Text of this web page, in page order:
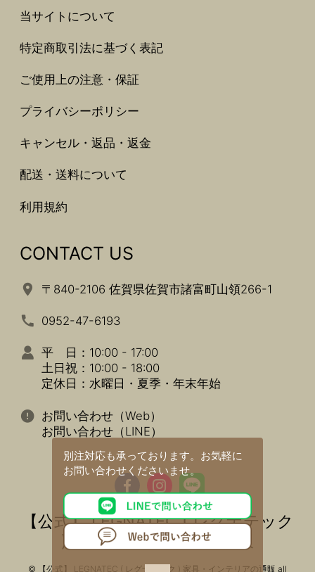
別注対応も承っております。 お気軽に
お問い合わせくださいませ。
当サイトについて
特定商取引法に基づく表記
ご使用上の注意・保証
プライバシーポリシー
キャンセル・返品・返金
配送・送料について
利用規約
CONTACT US
〒840-2106 佐賀県佐賀市諸富町山領266-1
0952-47-6193
平 日：10:00 - 17:00
土日祝：10:00 - 18:00
定休日：水曜日・夏季・年末年始
お問い合わせ（Web）
お問い合わせ（LINE）
【公式】 LEGNATEC ( レグナテック
) 家具・インテリアの通販
© 【公式】 LEGNATEC ( レグナテック ) 家具・インテリアの通販 all